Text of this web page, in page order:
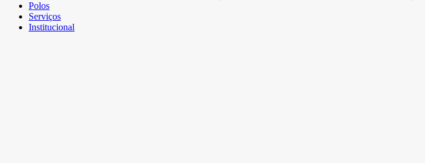
Polos
Serviços
Institucional